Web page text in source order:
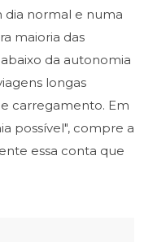
dia normal e numa
maioria das
da autonomia
longas
carregamento. Em
possível", compre a
essa conta que